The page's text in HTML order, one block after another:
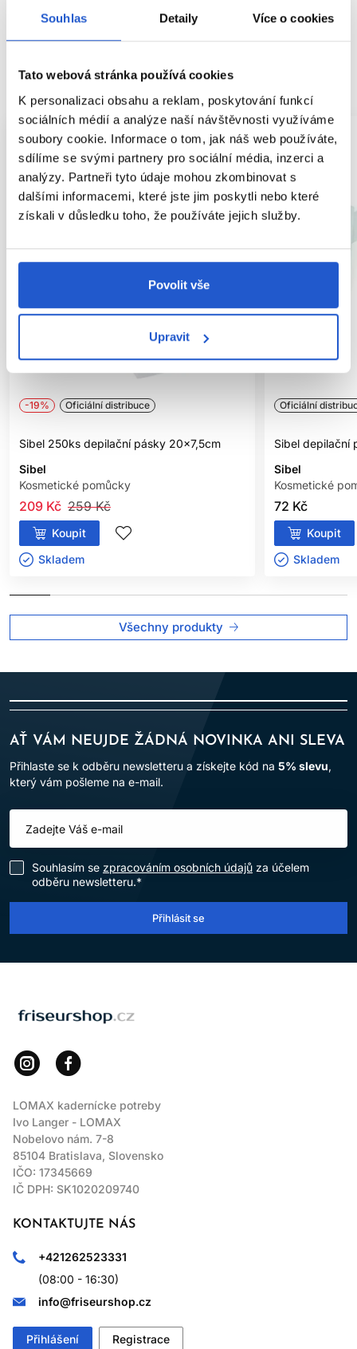
Souhlas Detaily Více o cookies
Tato webová stránka používá cookies
K personalizaci obsahu a reklam, poskytování funkcí
sociálních médií a analýze naší návštěvnosti využíváme
soubory cookie. Informace o tom, jak náš web používáte,
sdílíme se svými partnery pro sociální média, inzerci a
analýzy. Partneři tyto údaje mohou zkombinovat s
dalšími informacemi, které jste jim poskytli nebo které
získali v důsledku toho, že používáte jejich služby.
Povolit vše
Upravit
SOUVISEJÍCÍ PRODUKTY
-19% Oficiální distribuce
Sibel 250ks depilační pásky 20x7,5cm
Sibel
Kosmetické pomůcky
259 Kč
209 Kč
Koupit
Skladem ㅤ
Oficiální
Sibel depilační
Sibel
Kosmetické
72 Kč
Koupit
Skladem ㅤ
Všechny produkty
AŤ VÁM NEUJDE ŽÁDNÁ NOVINKA ANI SLEVA
Přihlaste se k odběru newsletteru a získejte kód na 5% slevu,
který vám pošleme na e-mail.
Souhlasím se zpracováním osobních údajů za účelem
odběru newsletteru.*
Přihlásit se
LOMAX kadernícke potreby
Ivo Langer - LOMAX
Nobelovo nám. 7-8
85104 Bratislava, Slovensko
IČO: 17345669
IČ DPH: SK1020209740
KONTAKTUJTE NÁS
+421262523331
(08:00 - 16:30)
info@friseurshop.cz
Přihlášení Registrace